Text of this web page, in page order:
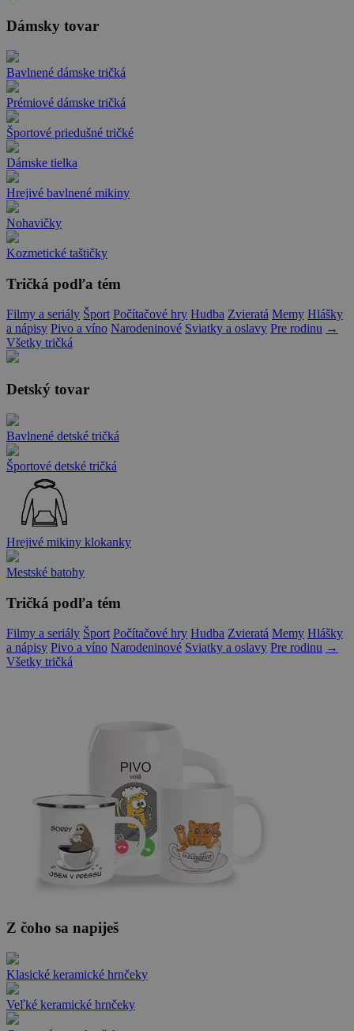
Dámsky tovar
Bavlnené dámske tričká
Prémiové dámske tričká
Športové priedušné tričké
Dámske tielka
Hrejivé bavlnené mikiny
Nohavičky
Kozmetické taštičky
Tričká podľa tém
Filmy a seriály Šport Počítačové hry Hudba Zvieratá Memy Hlášky
a nápisy Pivo a víno Narodeninové Sviatky a oslavy Pre rodinu →
Všetky tričká
Detský tovar
Bavlnené detské tričká
Športové detské tričká
Hrejivé mikiny klokanky
Mestské batohy
Tričká podľa tém
Filmy a seriály Šport Počítačové hry Hudba Zvieratá Memy Hlášky
a nápisy Pivo a víno Narodeninové Sviatky a oslavy Pre rodinu →
Všetky tričká
Z čoho sa napiješ
Klasické keramické hrnčeky
Veľké keramické hrnčeky